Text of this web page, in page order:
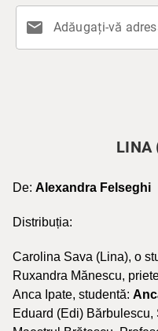
mail Adăugați-vă
LINA
De: Alexandra Felseghi
Distribuția:
Carolina Sava (Lina), o
Ruxandra Mănescu,
Anca Ipate, studentă:
Eduard (Edi) Bărbulescu,